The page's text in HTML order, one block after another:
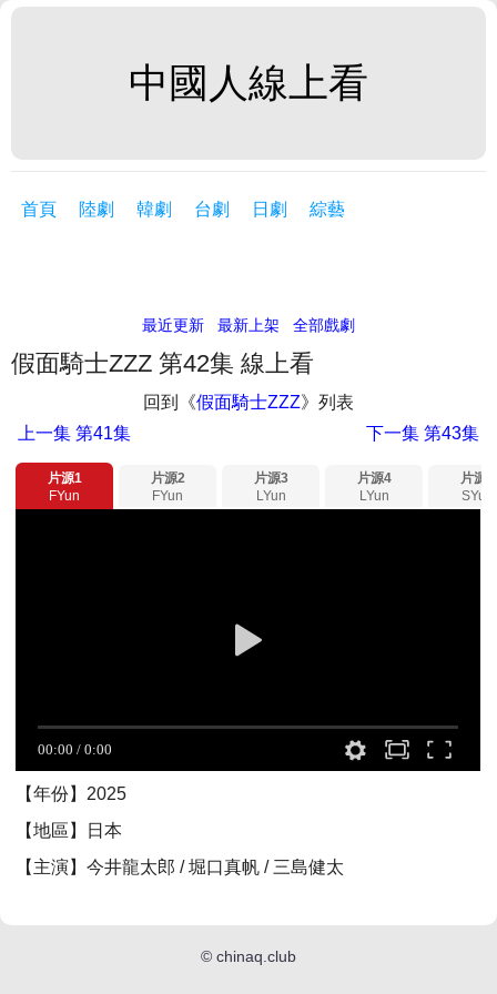
中國人線上看
首頁 陸劇 韓劇 台劇 日劇 綜藝
最近更新 最新上架 全部戲劇
假面騎士ZZZ 第42集 線上看
回到《假面騎士ZZZ》列表
上一集 第41集 下一集第43集
片源1
FYun
片源2
FYun
片源3
LYun
片源4
LYun
片源5
SYun
【年份】2025
【地區】日本
【主演】今井龍太郎 / 堀口真帆 / 三島健太
© chinaq.club